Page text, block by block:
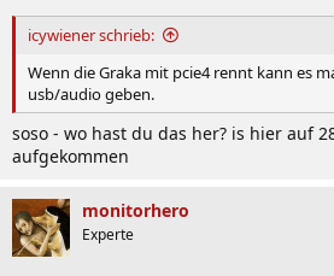
Laien die sich so ne CPU kaufen ist das
icywiener schrieb:
Wenn die Graka mit pcie4 rennt kann es
usb/audio geben.
soso - wo hast du das her? is hier auf
aufgekommen
monitorhero
Experte